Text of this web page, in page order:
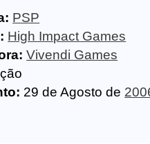
PSP
High Impact Games
Vivendi Games
29 de Agosto de